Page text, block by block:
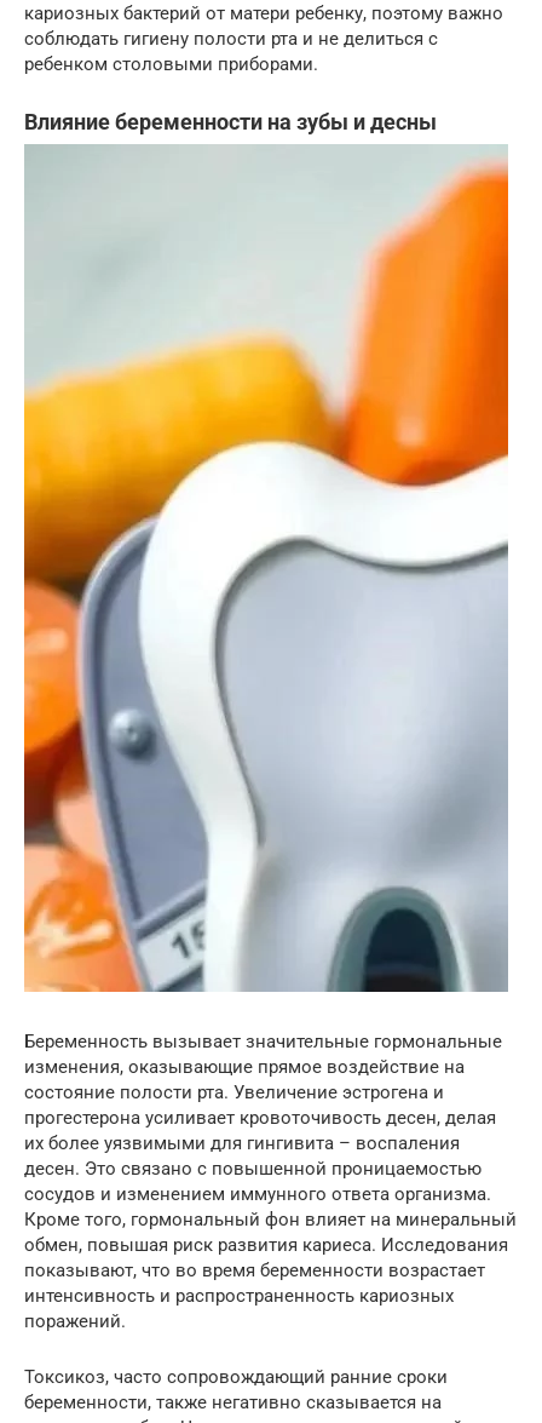
кариозных бактерий от матери ребенку, поэтому важно
соблюдать гигиену полости рта и не делиться с
ребенком столовыми приборами.
Влияние беременности на зубы и десны
Беременность вызывает значительные гормональные
изменения, оказывающие прямое воздействие на
состояние полости рта. Увеличение эстрогена и
прогестерона усиливает кровоточивость десен, делая
их более уязвимыми для гингивита – воспаления
десен. Это связано с повышенной проницаемостью
сосудов и изменением иммунного ответа организма.
Кроме того, гормональный фон влияет на минеральный
обмен, повышая риск развития кариеса. Исследования
показывают, что во время беременности возрастает
интенсивность и распространенность кариозных
поражений.
Токсикоз, часто сопровождающий ранние сроки
беременности, также негативно сказывается на